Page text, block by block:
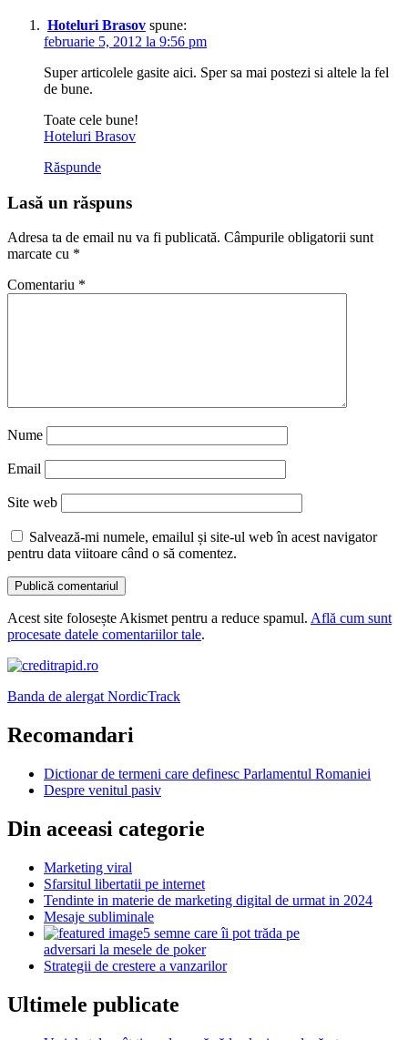
Hoteluri Brasov spune:
februarie 5, 2012 la 9:56 pm
Super articolele gasite aici. Sper sa mai postezi si altele la fel
de bune.
Toate cele bune!
Hoteluri Brasov
Răspunde
Lasă un răspuns
Adresa ta de email nu va fi publicată. Câmpurile obligatorii sunt
marcate cu *
Comentariu *
Nume
Email
Site web
Salvează-mi numele, emailul și site-ul web în acest navigator
pentru data viitoare când o să comentez.
Acest site folosește Akismet pentru a reduce spamul. Află cum sunt
procesate datele comentariilor tale.
Banda de alergat NordicTrack
Recomandari
Dictionar de termeni care definesc Parlamentul Romaniei
Despre venitul pasiv
Din aceeasi categorie
Marketing viral
Sfarsitul libertatii pe internet
Tendinte in materie de marketing digital de urmat in 2024
Mesaje subliminale
5 semne care îi pot trăda pe
adversari la mesele de poker
Strategii de crestere a vanzarilor
Ultimele publicate